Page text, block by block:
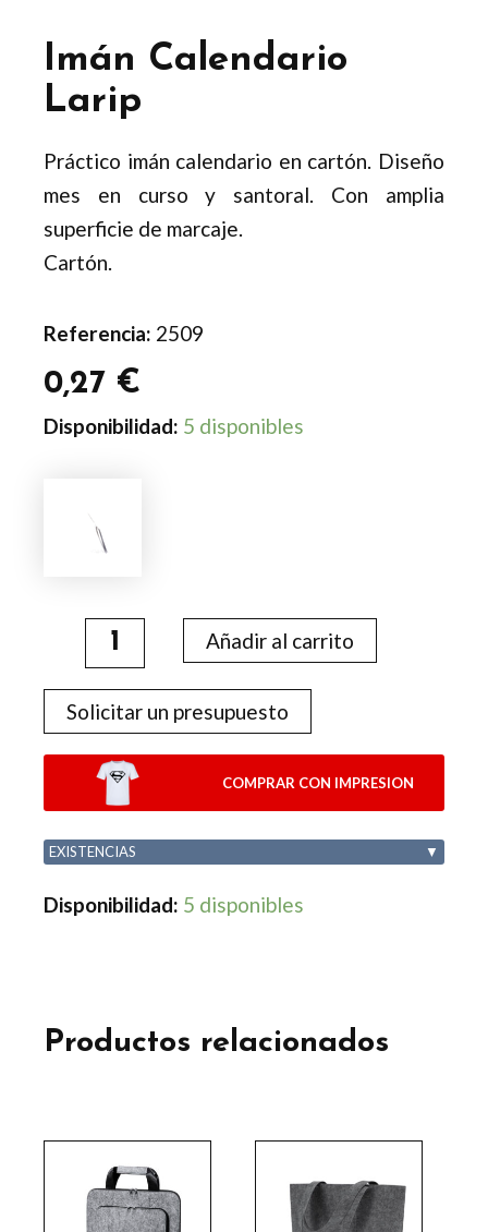
Imán Calendario
Larip
Práctico imán calendario en cartón. Diseño
mes en curso y santoral. Con amplia
superficie de marcaje.
Cartón.
Referencia: 2509
0,27 €
Disponibilidad: 5 disponibles
Imán
cantidad
Añadir al carrito
Solicitar un presupuesto
COMPRAR CON IMPRESION
EXISTENCIAS ▼
Disponibilidad: 5 disponibles
Productos relacionados
producto
tiene
producto
tiene